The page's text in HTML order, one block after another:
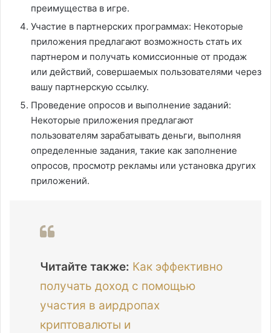
преимущества в игре.
Участие в партнерских программах: Некоторые
приложения предлагают возможность стать их
партнером и получать комиссионные от продаж
или действий, совершаемых пользователями через
вашу партнерскую ссылку.
Проведение опросов и выполнение заданий:
Некоторые приложения предлагают
пользователям зарабатывать деньги, выполняя
определенные задания, такие как заполнение
опросов, просмотр рекламы или установка других
приложений.
Читайте также: Как эффективно
получать доход с помощью
участия в аирдропах
криптовалюты и